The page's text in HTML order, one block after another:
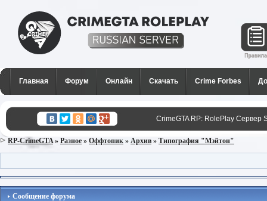
CrimeGTA RP - Лучший РП
сервер SAMP в России для
Главная Форум Онлайн Скачать Crime Forbes
CrimeGTA RP: RolePlay Сервер
RP-CrimeGTA» Разное » Оффтопик » Архив » Типография "Мэйтон"
Сообщение форума